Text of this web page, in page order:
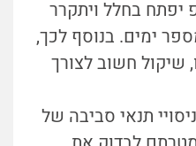
יפתח בחלל ויתקרר
מספר ימים. בנוסף לכך,
שיקול חשוב לצורך
תנאי סביבה של